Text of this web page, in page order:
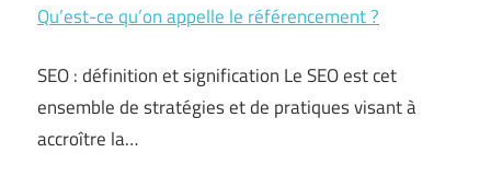
Qu’est-ce qu’on appelle le référencement ?
SEO : définition et signification Le SEO est cet
ensemble de stratégies et de pratiques visant à
accroître la…